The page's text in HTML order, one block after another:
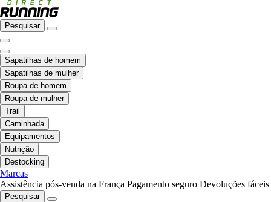
Pesquisar
Sapatilhas de homem
Sapatilhas de mulher
Roupa de homem
Roupa de mulher
Trail
Caminhada
Equipamentos
Nutrição
Destocking
Marcas
Assistência pós-venda na França Pagamento seguro Devoluções fáceis
Pesquisar